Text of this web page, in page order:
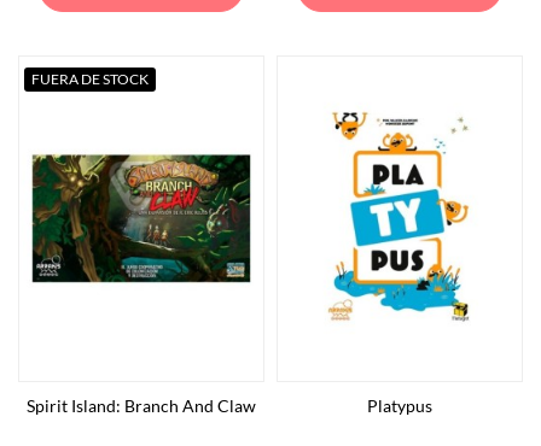
Spirit Island: Branch And Claw
FUERA DE STOCK
Platypus